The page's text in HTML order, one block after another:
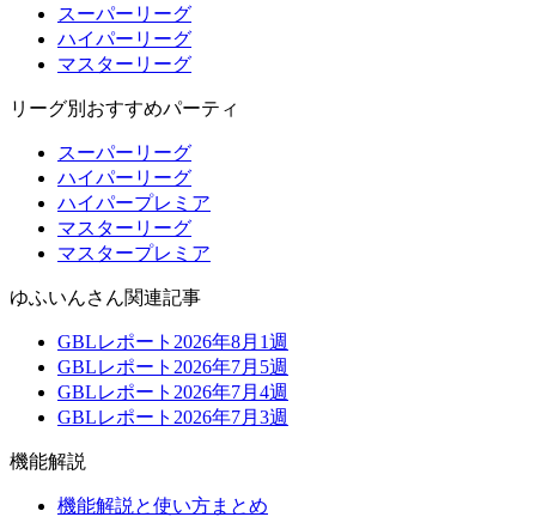
スーパーリーグ
ハイパーリーグ
マスターリーグ
リーグ別おすすめパーティ
スーパーリーグ
ハイパーリーグ
ハイパープレミア
マスターリーグ
マスタープレミア
ゆふいんさん関連記事
GBLレポート2026年8月1週
GBLレポート2026年7月5週
GBLレポート2026年7月4週
GBLレポート2026年7月3週
機能解説
機能解説と使い方まとめ